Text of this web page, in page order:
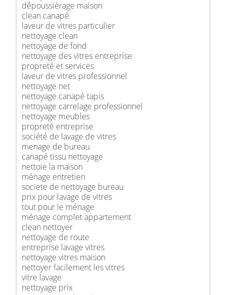
dépoussiérage maison
clean canapé
laveur de vitres particulier
nettoyage clean
nettoyage de fond
nettoyage des vitres entreprise
propreté et services
laveur de vitres professionnel
nettoyage net
nettoyage canapé tapis
nettoyage carrelage professionnel
nettoyage meubles
propreté entreprise
société de lavage de vitres
menage de bureau
canapé tissu nettoyage
nettoie la maison
ménage entretien
societe de nettoyage bureau
prix pour lavage de vitres
tout pour le ménage
ménage complet appartement
clean nettoyer
nettoyage de route
entreprise lavage vitres
nettoyage vitres maison
nettoyer facilement les vitres
vitre lavage
nettoyage prix